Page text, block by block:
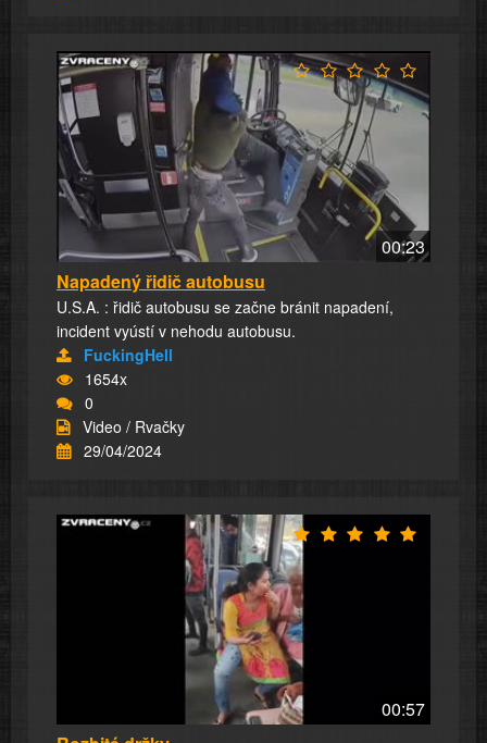
00:23
Napadený řidič autobusu
U.S.A. : řidič autobusu se začne bránit napadení,
incident vyústí v nehodu autobusu.
FuckingHell
1654x
0
Video / Rvačky
29/04/2024
00:57